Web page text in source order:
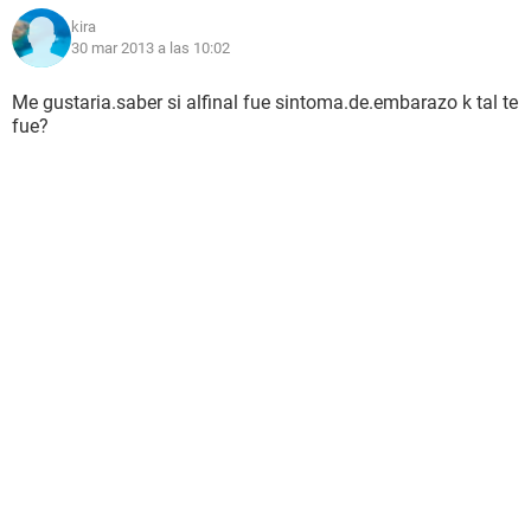
kira
30 mar 2013 a las 10:02
Me gustaria.saber si alfinal fue sintoma.de.embarazo k tal te
fue?